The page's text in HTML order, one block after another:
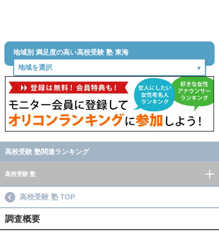
地域別 満足度の高い高校受験 塾 東海
高校受験 塾関連ランキング
高校受験 塾
高校受験 塾 TOP
調査概要